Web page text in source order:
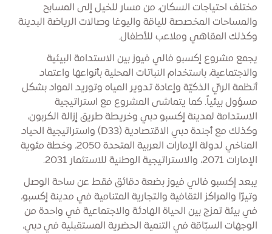
مختلف احتياجات السكان، من مسار للخيل إلى المسابح
والمساحات المخصصة للياقة واليوغا وصالات الرياضة البدينة
وكذلك المقاهي وملاعب للأطفال.
يجمع مشروع إكسبو فالي فيوز بين الاستدامة البيئية
والاجتماعية، باستخدام النباتات المحلية بأنواعها واعتماد
أنظمة الريّ الذكيّة وإعادة تدوير المياه وتوريد المواد بشكل
مسؤول بيئياً. كما يتماشى المشروع مع استراتيجية
الاستدامة لمدينة إكسبو دبي وخريطة طريق إزالة الكربون،
وكذلك مع أجندة دبي الاقتصادية (D33) واستراتيجية الحياد
المناخي لدولة الإمارات العربية المتحدة 2050، وخطة مئوية
الإمارات 2071، والاستراتيجية الوطنية للاستثمار 2031.
يبعد إكسبو فالي فيوز بضعة دقائق فقط عن ساحة الوصل
وتيرّا والمراكز الثقافية والتجارية المتنامية في مدينة إكسبو،
في بيئة تمزج بين الحياة الهادئة والاجتماعية في واحدة من
الوجهات السبّاقة في التنمية الحضرية المستقبلية في دبي،